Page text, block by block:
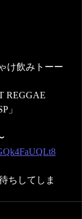
け飲みトーー
REGGAE
」
ちしてしま